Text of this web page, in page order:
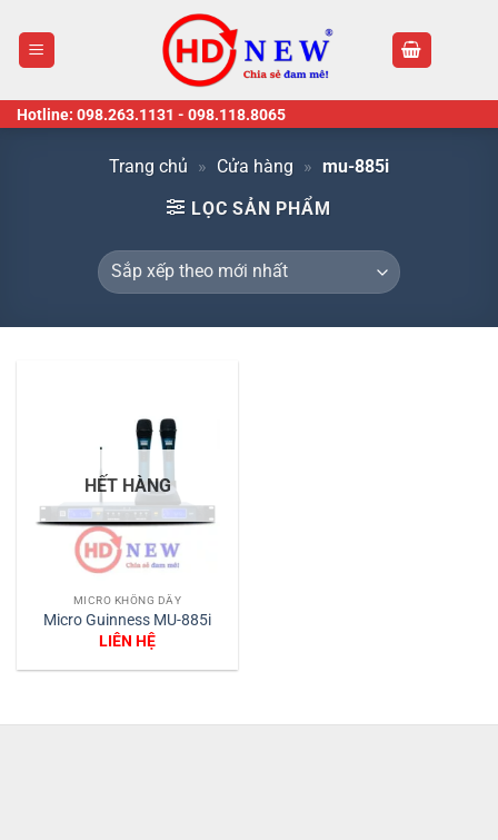
content
Hotline: 098.263.1131 - 098.118.8065
Trang chủ » Cửa hàng » mu-885i
LỌC SẢN PHẨM
HẾT HÀNG
MICRO KHÔNG DÂY
Micro Guinness MU-885i
LIÊN HỆ